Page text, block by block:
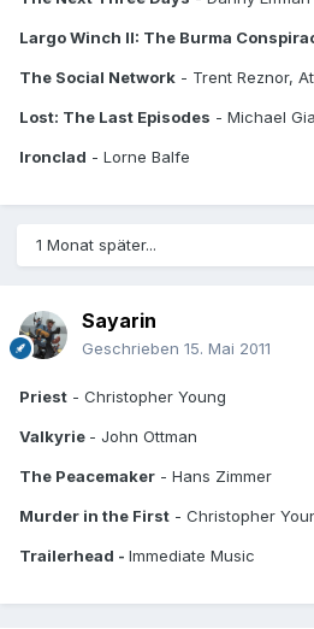
Largo Winch II: The Burma
The Social Network - Trent Reznor,
Lost: The Last Episodes - Michael
Ironclad - Lorne Balfe
1 Monat später...
Sayarin
Geschrieben 15. Mai 2011
Priest - Christopher Young
Valkyrie - John Ottman
The Peacemaker - Hans Zimmer
Murder in the First - Christopher
Trailerhead - Immediate Music